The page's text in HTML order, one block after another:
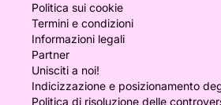
Politica sui cookie
Termini e condizioni
Informazioni legali
Partner
Unisciti a noi!
Indicizzazione e posizionamento
Politica di risoluzione delle